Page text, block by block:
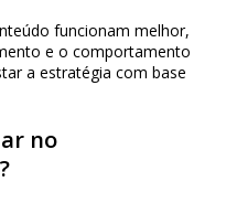
funcionam melhor,
e o comportamento
a estratégia com base
no